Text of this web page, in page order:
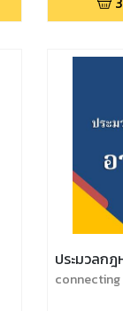
ประมวลก